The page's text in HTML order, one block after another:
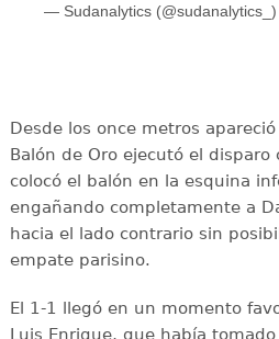
— Sudanalytics (@sudanalytics_)
Desde los once metros
Balón de Oro ejecutó el
colocó el balón en la esquina
engañando completamente a
hacia el lado contrario sin
empate parisino.
El 1-1 llegó en un momento
Luis Enrique, que había